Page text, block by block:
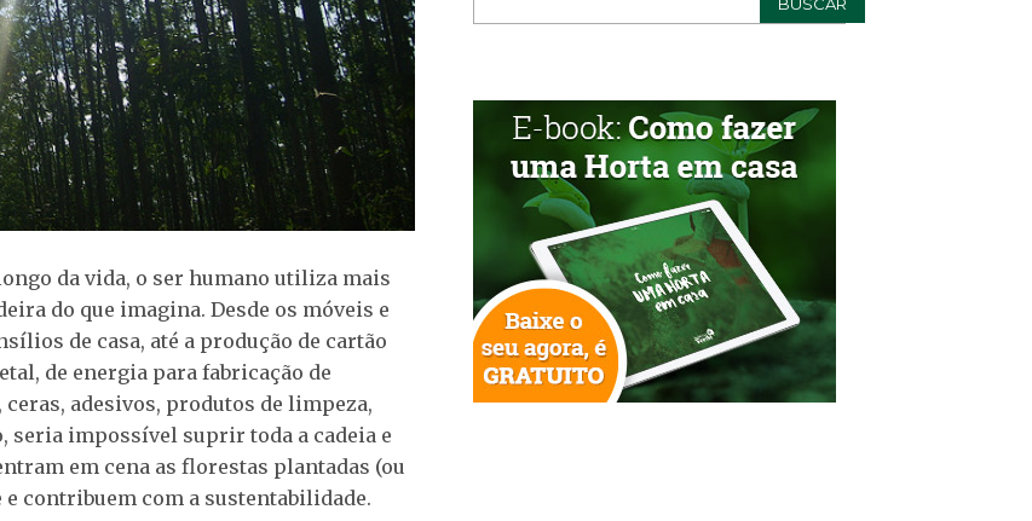
da vida, o ser humano utiliza mais
do que imagina. Desde os móveis e
de casa, até a produção de cartão
de energia para fabricação de
adesivos, produtos de limpeza,
seria impossível suprir toda a cadeia e
em cena as florestas plantadas (ou
contribuem com a sustentabilidade.